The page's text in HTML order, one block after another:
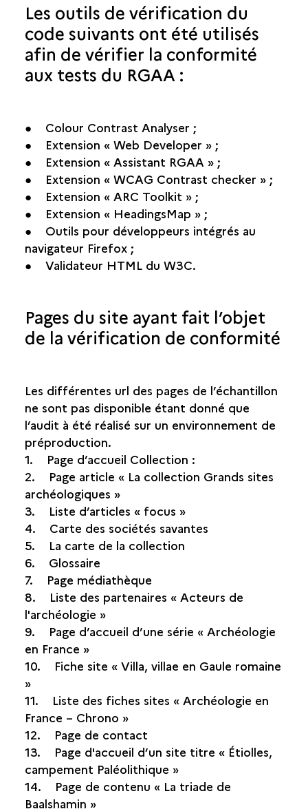
Les outils de vérification du
code suivants ont été utilisés
afin de vérifier la conformité
aux tests du RGAA :
● Colour Contrast Analyser ;
● Extension « Web Developer » ;
● Extension « Assistant RGAA » ;
● Extension « WCAG Contrast checker » ;
● Extension « ARC Toolkit » ;
● Extension « HeadingsMap » ;
● Outils pour développeurs intégrés au
navigateur Firefox ;
● Validateur HTML du W3C.
Pages du site ayant fait l’objet
de la vérification de conformité
Les différentes url des pages de l’échantillon
ne sont pas disponible étant donné que
l’audit à été réalisé sur un environnement de
préproduction.
1. Page d’accueil Collection :
2. Page article « La collection Grands sites
archéologiques »
3. Liste d’articles « focus »
4. Carte des sociétés savantes
5. La carte de la collection
6. Glossaire
7. Page médiathèque
8. Liste des partenaires « Acteurs de
l'archéologie »
9. Page d’accueil d’une série « Archéologie
en France »
10. Fiche site « Villa, villae en Gaule romaine
»
11. Liste des fiches sites « Archéologie en
France – Chrono »
12. Page de contact
13. Page d'accueil d’un site titre « Étiolles,
campement Paléolithique »
14. Page de contenu « La triade de
Baalshamin »